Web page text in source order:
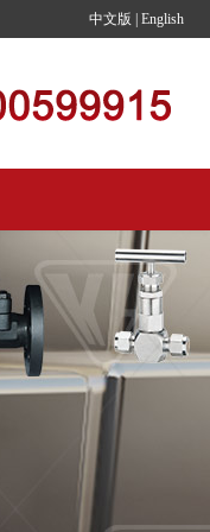
中文版 English